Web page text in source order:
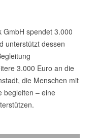
GmbH spendet 3.000
unterstützt dessen
3.000 Euro an die
die Menschen mit
begleiten – eine